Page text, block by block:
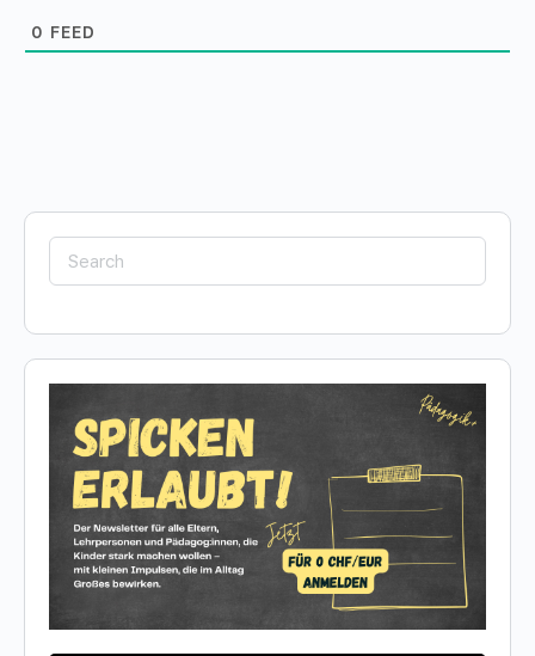
0 FEED
Search
for: